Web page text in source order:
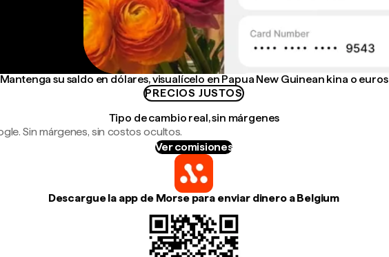
Mantenga su saldo en dólares, visualícelo en Papua New Guinean kina o euros
PRECIOS JUSTOS
Tipo de cambio real, sin márgenes
Sin márgenes, sin costos ocultos.
Ver comisiones
Descargue la app de Morse para enviar dinero a Belgium